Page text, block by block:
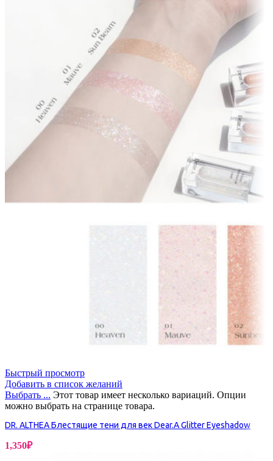
Быстрый просмотр
Добавить в список желаний
Выбрать ... Этот товар имеет несколько вариаций. Опции
можно выбрать на странице товара.
DR. ALTHEA Блестящие тени для век Dear.A Glitter Eyeshadow
1,350₽